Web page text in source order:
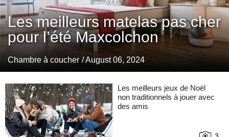
Les meilleurs matelas pas cher
pour l’été Maxcolchon
Chambre à coucher / August 06, 2024
Les meilleurs jeux de Noël
non traditionnels à jouer avec
des amis